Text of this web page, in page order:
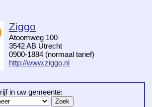
Ziggo
Atoomweg 100
3542 AB Utrecht
0900-1884 (normaal tarief)
http://www.ziggo.nl
in uw gemeente: